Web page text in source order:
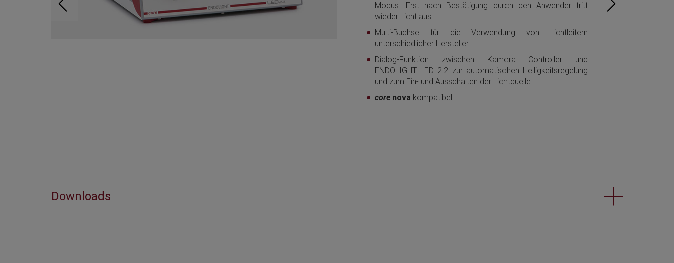
Modus. Erst nach Bestätigung durch den Anwender tritt
wieder Licht aus.
Multi-Buchse für die Verwendung von Lichtleitern
unterschiedlicher Hersteller
Dialog-Funktion zwischen Kamera Controller und
ENDOLIGHT LED 2.2 zur automatischen Helligkeitsregelung
und zum Ein- und Ausschalten der Lichtquelle
core nova kompatibel
Downloads